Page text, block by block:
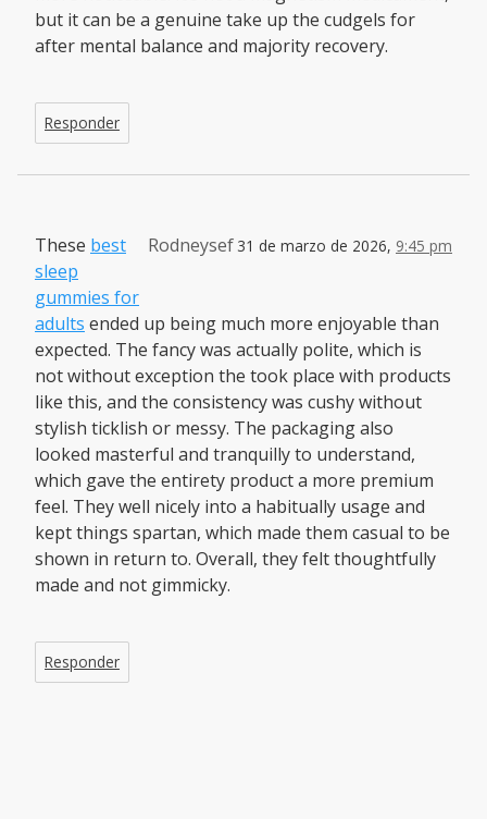
but it can be a genuine take up the cudgels for
after mental balance and majority recovery.
Responder
Rodneysef 31 de marzo de 2026, 9:45 pm
These best
sleep
gummies for
adults ended up being much more enjoyable than
expected. The fancy was actually polite, which is
not without exception the took place with products
like this, and the consistency was cushy without
stylish ticklish or messy. The packaging also
looked masterful and tranquilly to understand,
which gave the entirety product a more premium
feel. They well nicely into a habitually usage and
kept things spartan, which made them casual to be
shown in return to. Overall, they felt thoughtfully
made and not gimmicky.
Responder